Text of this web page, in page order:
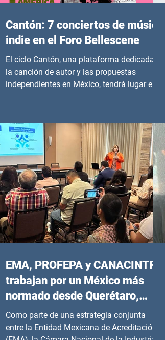
Cantón: 7 conciertos de música
indie en el Foro Bellescene
El ciclo Cantón, una plataforma dedicada a
la canción de autor y las propuestas
independientes en México, tendrá lugar en el
del 14 de agosto al 25 de septiembre, a las
20:00 horas.
EMA, PROFEPA y CANACINTRA
trabajan por un México más
normado desde Querétaro,
Hidalgo y BCS
Como parte de una estrategia conjunta
entre la Entidad Mexicana de Acreditación